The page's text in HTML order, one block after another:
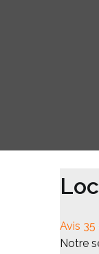
Avis 35
Notre